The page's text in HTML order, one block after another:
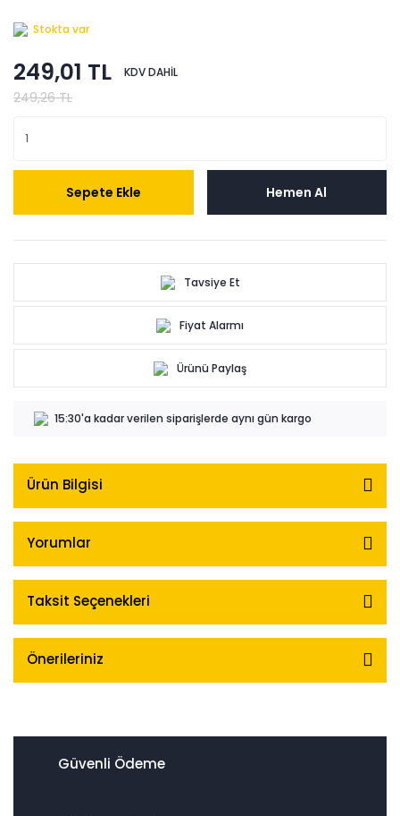
Stokta var
249,01 TL KDV DAHİL
249,26 TL
Sepete Ekle Hemen Al
Tavsiye Et
Fiyat Alarmı
Ürünü Paylaş
15:30'a kadar verilen siparişlerde aynı gün kargo
Ürün Bilgisi
Yorumlar
Taksit Seçenekleri
Önerileriniz
Güvenli Ödeme